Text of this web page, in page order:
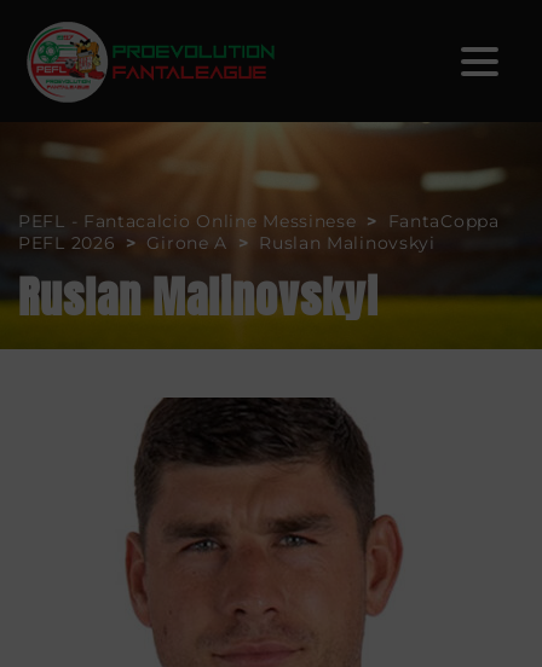
PEFL - Fantacalcio Online Messinese >
FantaCoppa
PEFL 2026
> Girone A > Ruslan Malinovskyi
Ruslan Malinovskyi